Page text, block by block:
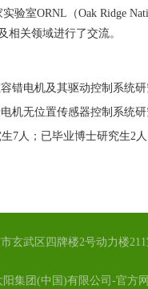
实验室ORNL （Oak Ridge
相关领域进行了交流。
错电机及其驱动控制系统
机无位置传感器控制系统
7人；已毕业博士研究生2
玄武区四牌楼2号动力楼211
阳集团(中国)有限公司-官方